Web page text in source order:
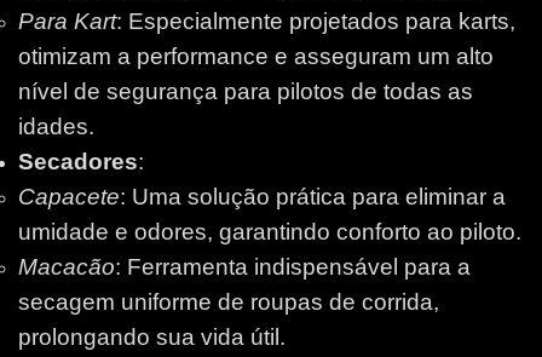
Para Kart: Especialmente projetados para karts,
otimizam a performance e asseguram um alto
nível de segurança para pilotos de todas as
idades.
Secadores:
Capacete: Uma solução prática para eliminar a
umidade e odores, garantindo conforto ao piloto.
Macacão: Ferramenta indispensável para a
secagem uniforme de roupas de corrida,
prolongando sua vida útil.